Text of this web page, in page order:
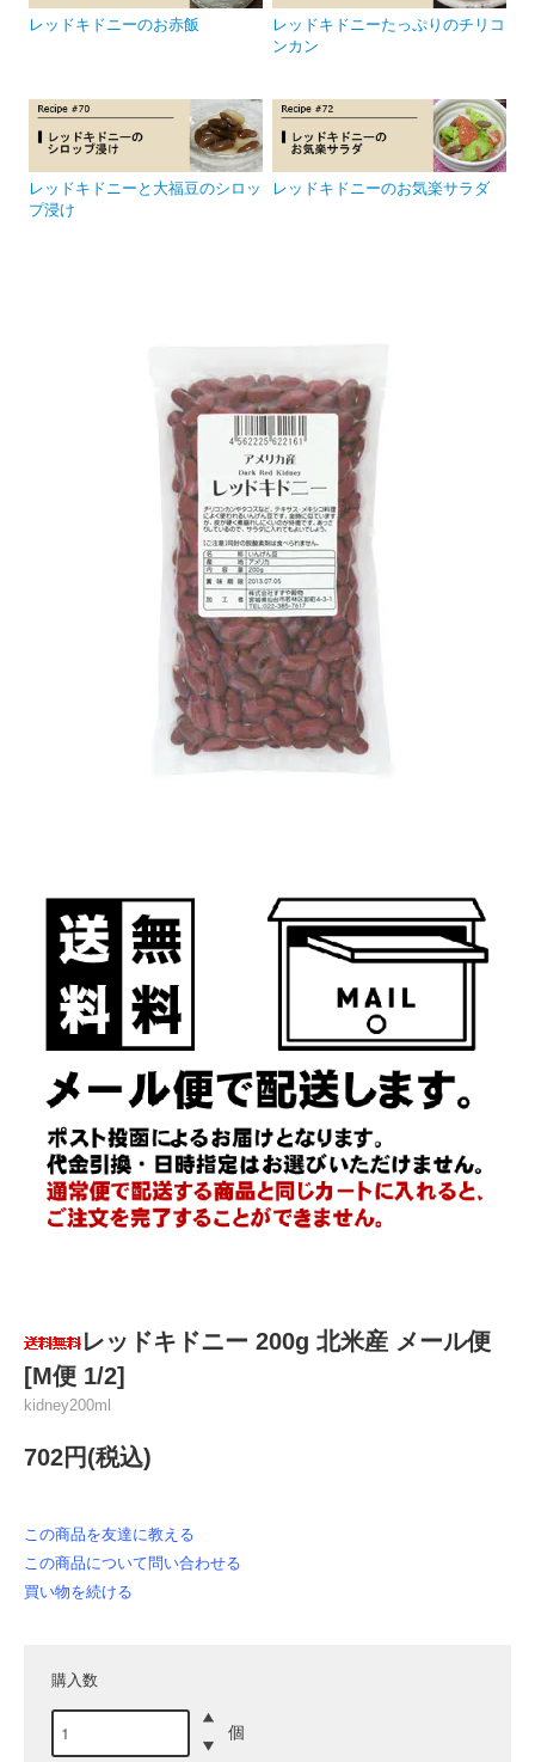
レッドキドニーのお赤飯
レッドキドニーたっぷりのチリコ
ンカン
レッドキドニーと大福豆のシロッ
プ浸け
レッドキドニーのお気楽サラダ
レッドキドニー 200g 北米産 メール便
[M便 1/2]
kidney200ml
702円(税込)
この商品を友達に教える
この商品について問い合わせる
買い物を続ける
購入数
個